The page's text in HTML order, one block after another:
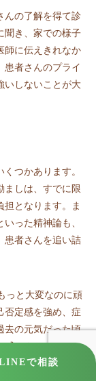
んの了解を得て診
聞き、家での様子
師に伝えきれなか
患者さんのプライ
いしないことが大
つかあります。
ましは、すでに限
担となります。ま
った精神論も、
患者さんを追い詰
っと大変なのに頑
否定感を強め、症
去の元気だった頃
感じさせるため避
で相談